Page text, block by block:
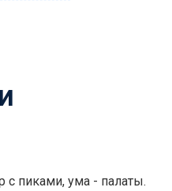
с пиками, ума - палаты.